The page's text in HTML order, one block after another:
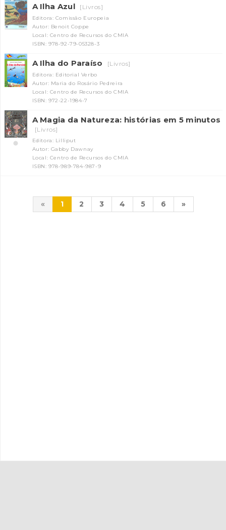
A Ilha Azul [Livros]
Editora: Comissão Europeia
Autor: Benoit Coppe
Local: Centro de Recursos do CMIA
ISBN: 978-92-79-05328-3
A Ilha do Paraíso [Livros]
Editora: Editorial Verbo
Autor: Maria do Rosário Pedreira
Local: Centro de Recursos do CMIA
ISBN: 972-22-1984-7
A Magia da Natureza: histórias em 5 minutos
[Livros]
Editora: Lilliput
Autor: Gabby Dawnay
Local: Centro de Recursos do CMIA
ISBN: 978-989-784-987-9
« 1 2 3 4 5 6 »